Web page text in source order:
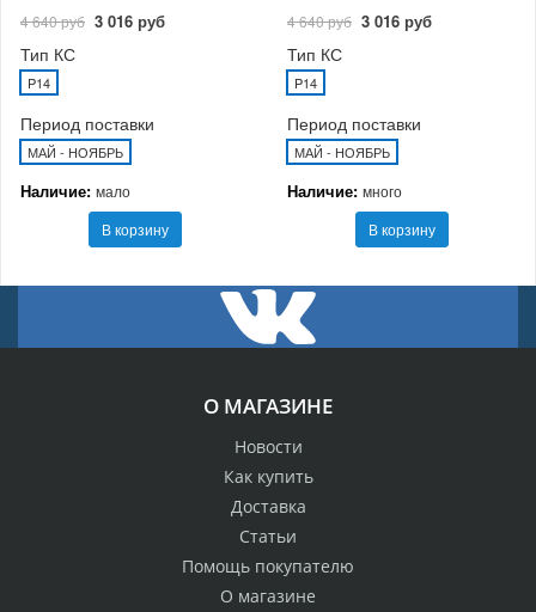
4 640 руб 3 016 руб
Тип КС
P14
Период поставки
МАЙ - НОЯБРЬ
Наличие: мало
В корзину
4 640 руб 3 016 руб
Тип КС
P14
Период поставки
МАЙ - НОЯБРЬ
Наличие: много
В корзину
О МАГАЗИНЕ
Новости
Как купить
Доставка
Статьи
Помощь покупателю
О магазине